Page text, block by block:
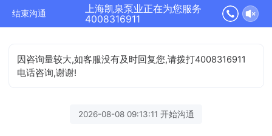
结束沟通
上海凯泉泵业正在为您服务
4008316911
因咨询量较大,如客服没有及时回复您,请拨打4008316911
电话咨询,谢谢!
2026-08-08 09:13:11 开始沟通